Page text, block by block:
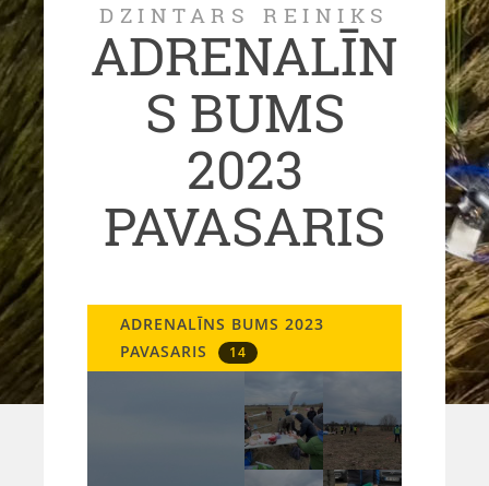
DZINTARS REINIKS
ADRENALĪN
S BUMS
2023
PAVASARIS
ADRENALĪNS BUMS 2023
PAVASARIS
14